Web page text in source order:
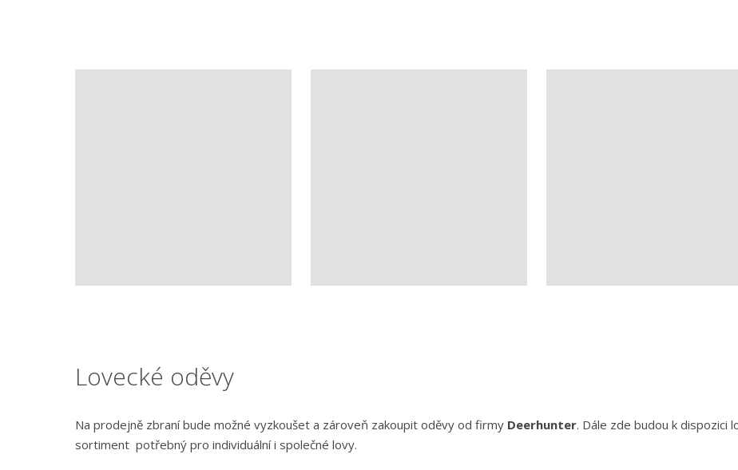
Lovecké oděvy
Na prodejně zbraní bude možné vyzkoušet a zároveň zakoupit oděvy od firmy Deerhunter. Dále zde budou k dispozici
sortiment potřebný pro individuální i společné lovy.